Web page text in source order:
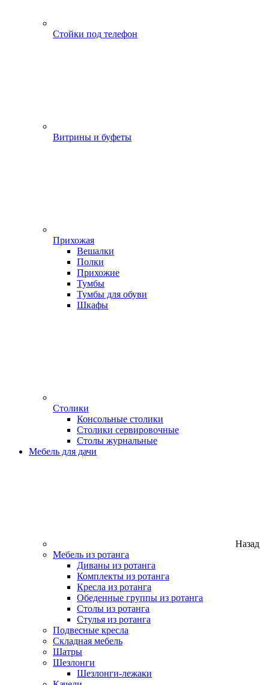
Стойки под телефон
Витрины и буфеты
Прихожая
Вешалки
Полки
Прихожие
Тумбы
Тумбы для обуви
Шкафы
Столики
Консольные столики
Столики сервировочные
Столы журнальные
Мебель для дачи
Назад
Мебель из ротанга
Диваны из ротанга
Комплекты из ротанга
Кресла из ротанга
Обеденные группы из ротанга
Столы из ротанга
Стулья из ротанга
Подвесные кресла
Складная мебель
Шатры
Шезлонги
Шезлонги-лежаки